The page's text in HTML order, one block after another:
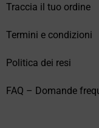
Traccia il tuo ordine
Termini e condizioni
Politica dei resi
FAQ – Domande